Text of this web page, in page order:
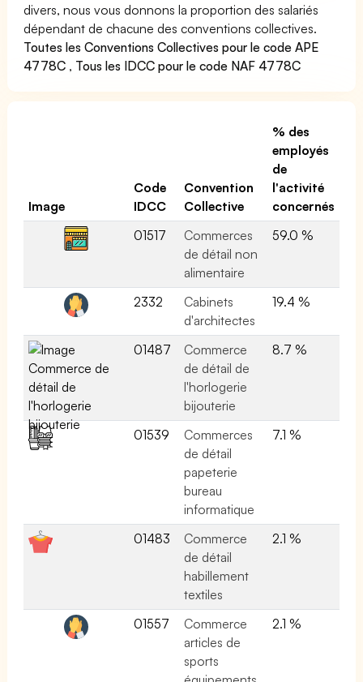
divers, nous vous donnons la proportion des salariés
dépendant de chacune des conventions collectives.
Toutes les Conventions Collectives pour le code APE
4778C , Tous les IDCC pour le code NAF 4778C
Image
Code
IDCC
Convention
Collective
% des
employés
de
l'activité
concernés
01517
Commerces
de détail non
alimentaire
59.0 %
2332
Cabinets
d'architectes
19.4 %
01487
Commerce
de détail de
l'horlogerie
bijouterie
8.7 %
01539
Commerces
de détail
papeterie
bureau
informatique
7.1 %
01483
Commerce
de détail
habillement
textiles
2.1 %
01557
Commerce
articles de
sports
2.1 %